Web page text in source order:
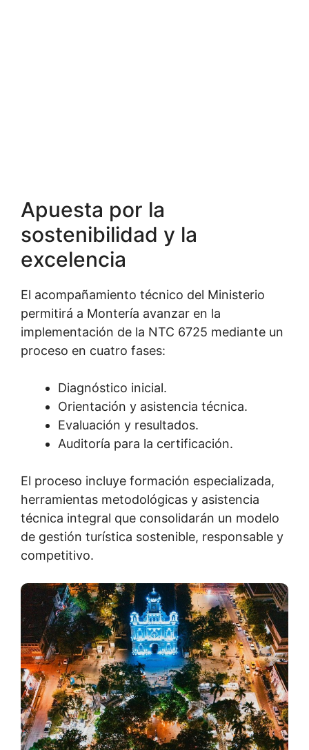
Apuesta por la
sostenibilidad y la
excelencia
El acompañamiento técnico del Ministerio
permitirá a Montería avanzar en la
implementación de la NTC 6725 mediante un
proceso en cuatro fases:
Diagnóstico inicial.
Orientación y asistencia técnica.
Evaluación y resultados.
Auditoría para la certificación.
El proceso incluye formación especializada,
herramientas metodológicas y asistencia
técnica integral que consolidarán un modelo
de gestión turística sostenible, responsable y
competitivo.